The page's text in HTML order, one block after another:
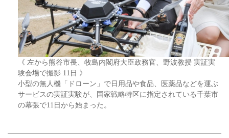
《 左から熊谷市長、牧島内閣府大臣政務官、野波教授 実証実
験会場で撮影 11日 》
小型の無人機「ドローン」で日用品や食品、医薬品などを運ぶ
サービスの実証実験が、国家戦略特区に指定されている千葉市
の幕張で11日から始まった。